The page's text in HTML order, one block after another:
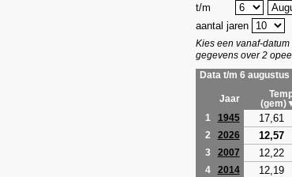
t/m
aantal jaren
Kies een vanaf-
gegevens over 2
Data t/m 6 augustus
Jaar
1
1945 17,61
2 2026 12,57
3 2007 12,22
4 2014 12,19